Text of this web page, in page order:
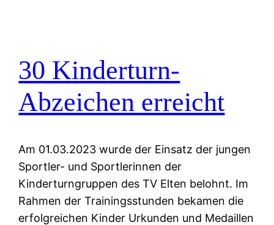
30 Kinderturn-
Abzeichen erreicht
Am 01.03.2023 wurde der Einsatz der jungen
Sportler- und Sportlerinnen der
Kinderturngruppen des TV Elten belohnt. Im
Rahmen der Trainingsstunden bekamen die
erfolgreichen Kinder Urkunden und Medaillen